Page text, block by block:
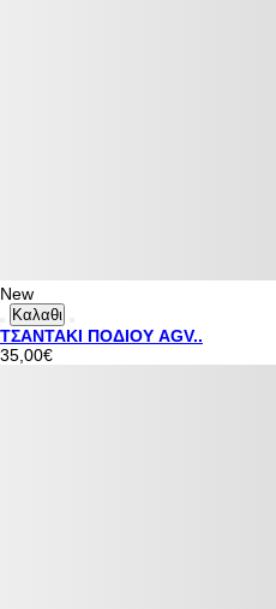
New
Καλαθι
ΤΣΑΝΤΑΚΙ ΠΟΔΙΟΥ AGV..
35,00€